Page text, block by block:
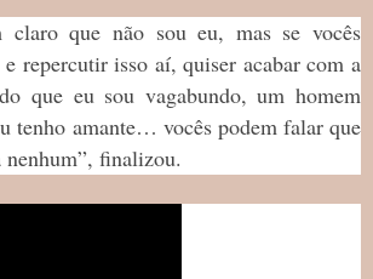
claro que não sou eu, mas se vocês
repercutir isso aí, quiser acabar com a
que eu sou vagabundo, um homem
tenho amante… vocês podem falar que
finalizou.